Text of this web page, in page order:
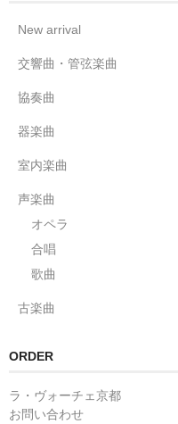
New arrival
交響曲・管弦楽曲
協奏曲
器楽曲
室内楽曲
声楽曲
オペラ
合唱
歌曲
古楽曲
ORDER
ラ・ヴォーチェ京都
お問い合わせ